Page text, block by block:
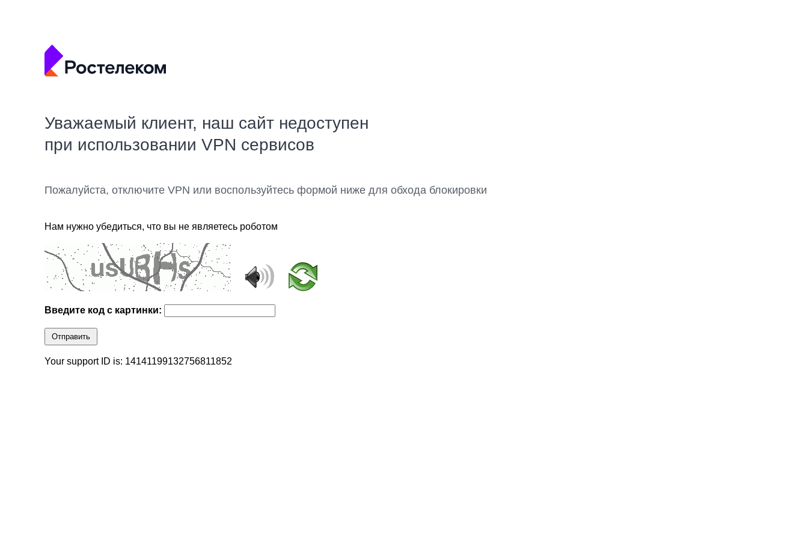
Уважаемый клиент, наш сайт недоступен
при использовании VPN сервисов
Пожалуйста, отключите VPN или воспользуйтесь формой ниже для обхода блокировки
Нам нужно убедиться, что вы не являетесь роботом
Введите код с картинки:
Отправить
Your support ID is: 14141199132756811852